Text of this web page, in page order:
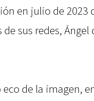
en julio de 2023
sus redes,
eco de la imagen,